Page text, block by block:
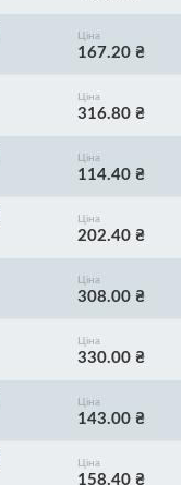
Ціна
167.20 ₴
Ціна
316.80 ₴
Ціна
114.40 ₴
Ціна
202.40 ₴
Ціна
308.00 ₴
Ціна
330.00 ₴
Ціна
143.00 ₴
Ціна
158.40 ₴